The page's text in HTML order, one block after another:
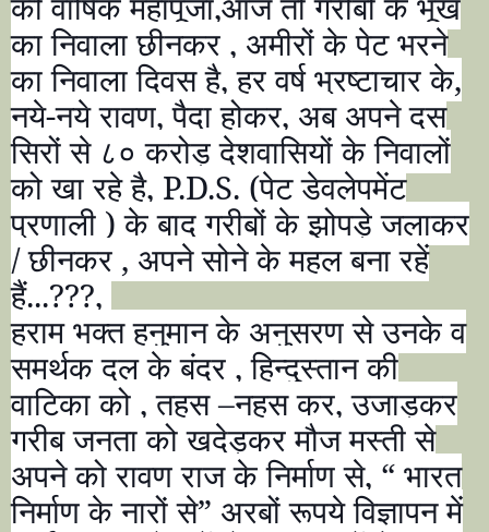
का निवाला छीनकर , अमीरों के पेट भरने
का निवाला दिवस है,हर वर्ष भ्रष्टाचार के,
नये-नये रावण,पैदा होकर, अब अपने दस
सिरों से ८० करोड़ देशवासियों के निवालों
को खा रहे है, P.D.S. (पेट डेवलेपमेंट
प्रणाली ) के बाद गरीबों के झोपड़े जलाकर
/ छीनकर , अपने सोने के महल बना रहें
हैं...???,
हराम भक्त हनुमान के अनुसरण से उनके व
समर्थक दल के बंदर ,हिन्दुस्तान की
वाटिका को ,तहस–नहस कर,उजाड़कर
गरीब जनता को खदेड़कर मौज मस्ती से
अपने को रावण राज के निर्माण से, “ भारत
निर्माण के नारों से” अरबों रूपये विज्ञापन में